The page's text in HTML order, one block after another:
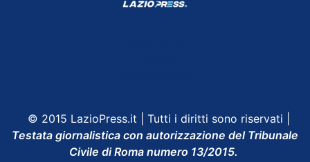
© 2015 LazioPress.it | Tutti i diritti sono riservati |
Testata giornalistica con autorizzazione del Tribunale
Civile di Roma numero 13/2015.